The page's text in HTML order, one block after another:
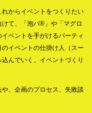
れからイベントをつくりたい
て、「泡パ®︎」や「マグロ
ベントを手がけるパーティ
イベントの仕掛け人（スー
んでいく、イベントづくり
、企画のプロセス、失敗談